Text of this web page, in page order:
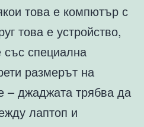
това е компютър с
това е устройство,
със специална
размерът на
– джаджата трябва да
лаптоп и